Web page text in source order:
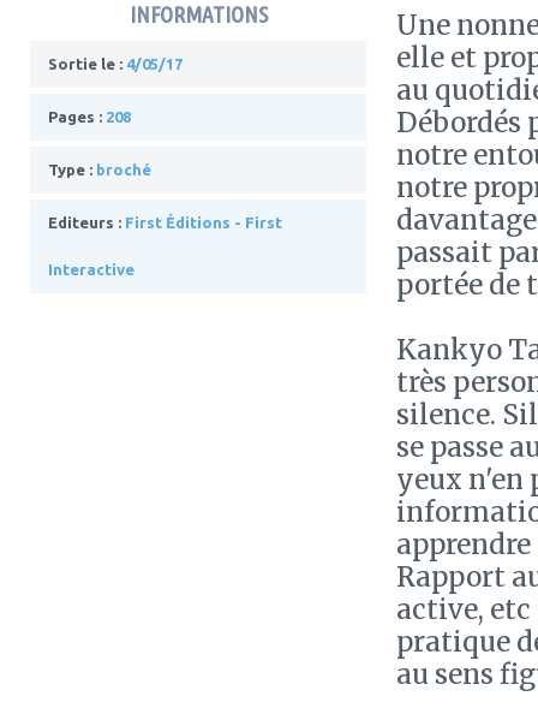
INFORMATIONS
Sortie le : 4/05/17
Pages : 208
Type : broché
Editeurs : First Éditions - First
Interactive
Une
elle et
au
Débordés
notre
notre
passait
portée de
Kankyo
très
silence.
se passe
yeux n'en
apprendre
Rapport
active, etc
pratique
au sens